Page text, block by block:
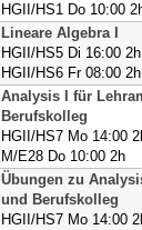
HGII/HS1 Do 10:00
Lineare Algebra I
HGII/HS5 Di 16:00 2h
HGII/HS6 Fr 08:00 2h
Analysis I für
Berufskolleg
HGII/HS7 Mo 14:00
M/E28 Do 10:00 2h
Übungen zu
und Berufskolleg
HGII/HS7 Mo 14:00